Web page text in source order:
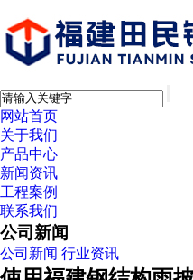
网站首页
关于我们
产品中心
新闻资讯
工程案例
联系我们
公司新闻
公司新闻 行业资讯